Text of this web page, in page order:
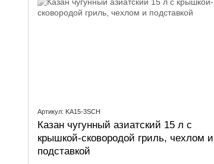
Артикул: KA15-3SCH
Казан чугунный азиатский 15 л с
крышкой-сковородой гриль, чехлом и
подставкой